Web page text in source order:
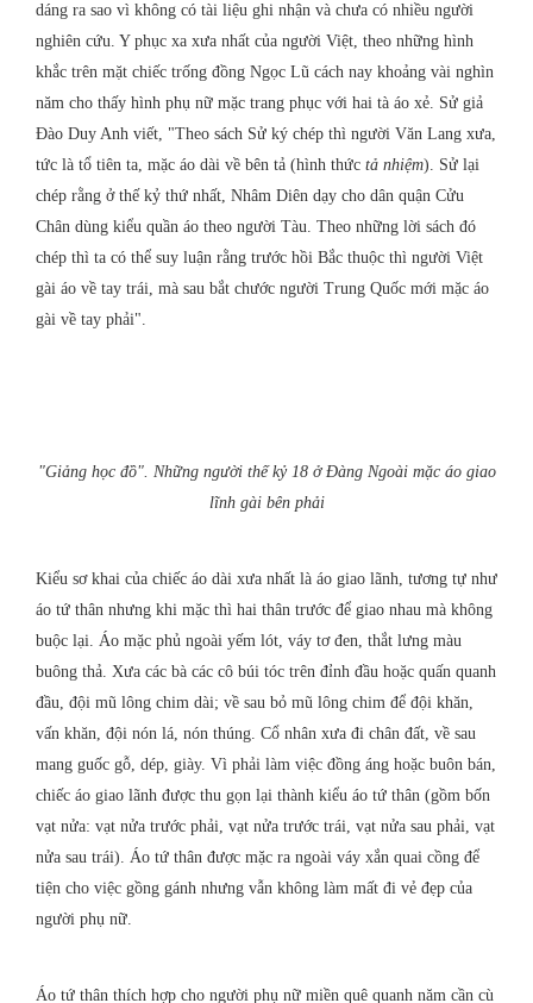
dáng ra sao vì không có tài liệu ghi nhận và chưa có nhiều người
nghiên cứu. Y phục xa xưa nhất của người Việt, theo những hình
khắc trên mặt chiếc trống đồng Ngọc Lũ cách nay khoảng vài nghìn
năm cho thấy hình phụ nữ mặc trang phục với hai tà áo xẻ. Sử giả
Đào Duy Anh viết, "Theo sách Sử ký chép thì người Văn Lang xưa,
tức là tổ tiên ta, mặc áo dài về bên tả (hình thức tả nhiệm). Sử lại
chép rằng ở thế kỷ thứ nhất, Nhâm Diên dạy cho dân quận Cửu
Chân dùng kiểu quần áo theo người Tàu. Theo những lời sách đó
chép thì ta có thể suy luận rằng trước hồi Bắc thuộc thì người Việt
gài áo về tay trái, mà sau bắt chước người Trung Quốc mới mặc áo
gài về tay phải".
"Giảng học đồ". Những người thế kỷ 18 ở Đàng Ngoài mặc áo giao
lĩnh gài bên phải
Kiểu sơ khai của chiếc áo dài xưa nhất là áo giao lãnh, tương tự như
áo tứ thân nhưng khi mặc thì hai thân trước để giao nhau mà không
buộc lại. Áo mặc phủ ngoài yếm lót, váy tơ đen, thắt lưng màu
buông thả. Xưa các bà các cô búi tóc trên đỉnh đầu hoặc quấn quanh
đầu, đội mũ lông chim dài; về sau bỏ mũ lông chim để đội khăn,
vấn khăn, đội nón lá, nón thúng. Cổ nhân xưa đi chân đất, về sau
mang guốc gỗ, dép, giày. Vì phải làm việc đồng áng hoặc buôn bán,
chiếc áo giao lãnh được thu gọn lại thành kiểu áo tứ thân (gồm bốn
vạt nửa: vạt nửa trước phải, vạt nửa trước trái, vạt nửa sau phải, vạt
nửa sau trái). Áo tứ thân được mặc ra ngoài váy xắn quai cồng để
tiện cho việc gồng gánh nhưng vẫn không làm mất đi vẻ đẹp của
người phụ nữ.
Áo tứ thân thích hợp cho người phụ nữ miền quê quanh năm cần cù